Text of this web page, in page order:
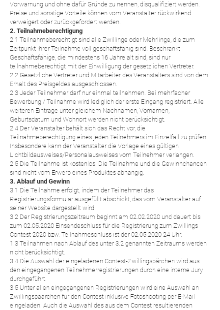
Vorwarnung und ohne dafür Gründe zu nennen, disqualifiziert werden.
Preise und sonstige Vorteile können vom Veranstalter rückwirkend
verweigert oder zurückgefordert werden.
2. Teilnahmeberechtigung
2.1 Teilnahmeberechtigt sind alle Zwillinge oder Mehrlinge, die zum
Zeitpunkt ihrer Teilnahme voll geschäftsfähig sind. Beschränkt
Geschäftsfähige, die mindestens 16 Jahre alt sind, sind nur
teilnahmeberechtigt mit der Einwilligung der gesetzlichen Vertreter.
2.2 Gesetzliche Vertreter und Mitarbeiter des Veranstalters sind von dem
Erhalt des Preisgeldes ausgeschlossen.
2.3 Jeder Teilnehmer darf nur einmal teilnehmen. Bei mehrfacher
Bewerbung / Teilnahme wird lediglich der erste Eingang registriert. Alle
weiteren Einträge unter gleichem Nachnamen, Vornamen,
Geburtsdatum und Wohnort werden nicht berücksichtigt.
2.4 Der Veranstalter behält sich das Recht vor, die
Teilnahmeberechtigung eines jeden Teilnehmers im Einzelfall zu prüfen.
Insbesondere kann der Veranstalter die Vorlage eines gültigen
Lichtbildausweises/Personalausweises vom Teilnehmer verlangen.
2.5 Die Teilnahme ist kostenlos. Die Teilnahme und die Gewinnchancen
sind nicht vom Erwerb eines Produktes abhängig.
3. Ablauf und Gewinn
3.1 Die Teilnahme erfolgt, indem der Teilnehmer das
Registrierungsformular ausgefüllt abschickt, das vom Veranstalter auf
seiner Website dargestellt wird.
3.2 Der Registrierungszeitraum beginnt am 02.02.2020 und dauert bis
zum 02.05.2020 Einsendeschluss für die Registrierung zum Zwillings
Contest 2020 bzw. Teilnahmeschluss ist der 02.05.2020 24 Uhr.
1.3 Teilnahmen nach Ablauf des unter 3.2 genannten Zeitraums werden
nicht berücksichtigt.
3.4 Die Auswahl der eingeladenen Contest-Zwillingspärchen wird aus
den eingegangenen Teilnehmerregistrierungen durch eine interne Jury
durchgeführt.
3.5 Unter allen eingegangenen Registrierungen wird eine Auswahl an
Zwillingspäärchen für den Contest inklusive Fotoshooting per E-Mail
eingeladen. Auch die Auswahl des aus dem Contest resultierenden